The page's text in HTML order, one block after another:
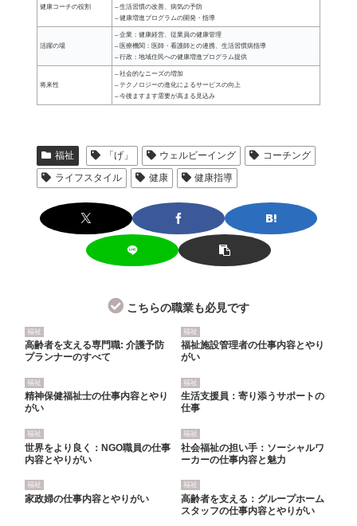
健康コーチの役割
– 生活習慣の改善、病気の予防
– 健康増進プログラムの開発・指導
活躍の場
– 企業：健康経営、従業員の健康管理
– 医療機関：医師・看護師との連携、生活習慣病指導
– 行政：地域住民への健康増進プログラム提供
将来性
– 社会的なニーズの増加
– テクノロジーの進化によるサービスの向上
– 今後ますます需要が高まる見込み
福祉 「げ」 ウェルビーイング
コーチング
ライフスタイル
健康 健康指導
こちらの職業も必見です
福祉
高齢者を支える専門職: 介護予防
プランナーのすべて
福祉
福祉施設管理者の仕事内容とやり
がい
福祉
精神保健福祉士の仕事内容とやり
がい
福祉
生活支援員：寄り添うサポートの
仕事
福祉
世界をより良く：NGO職員の仕事
内容とやりがい
福祉
社会福祉の担い手：ソーシャルワ
ーカーの仕事内容と魅力
福祉
家政婦の仕事内容とやりがい
福祉
高齢者を支える：グループホーム
スタッフの仕事内容とやりがい